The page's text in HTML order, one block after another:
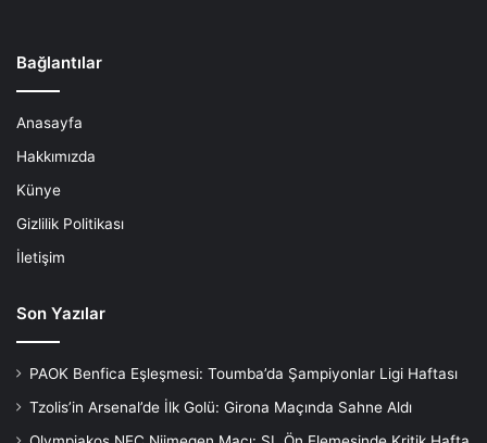
Bağlantılar
Anasayfa
Hakkımızda
Künye
Gizlilik Politikası
İletişim
Son Yazılar
PAOK Benfica Eşleşmesi: Toumba’da Şampiyonlar Ligi Haftası
Tzolis’in Arsenal’de İlk Golü: Girona Maçında Sahne Aldı